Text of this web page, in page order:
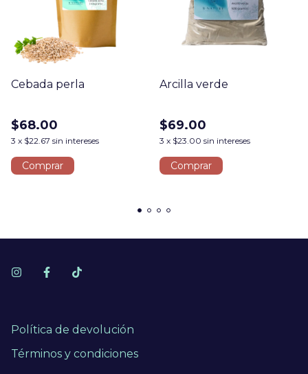
Cebada perla
$68.00
3 x $22.67 sin intereses
Arcilla verde
$69.00
3 x $23.00 sin intereses
Comprar
Política de devolución
Términos y condiciones